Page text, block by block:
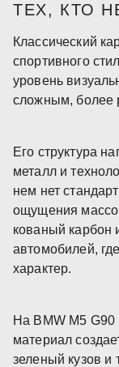
ТЕХ, КТО
Классический
спортивного
уровень
сложным, более
Его структура
металл и
нем нет
ощущения
кованый карбон
автомобилей,
характер.
На BMW M5 G90
материал
зеленый кузов и